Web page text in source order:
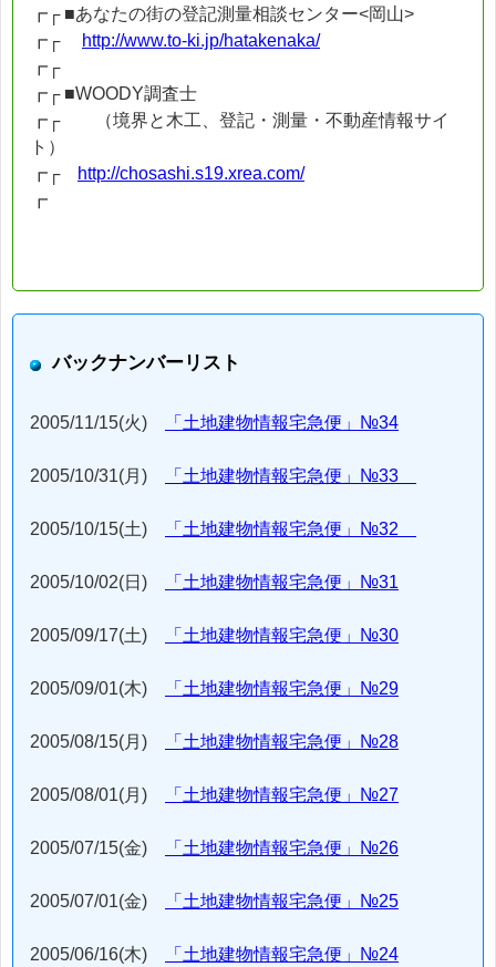
┏┌ ■あなたの街の登記測量相談センター<岡山>
┏┌
http://www.to-ki.jp/hatakenaka/
┏┌
┏┌ ■WOODY調査士
┏┌ （境界と木工、登記・測量・不動産情報サイ
ト）
┏┌
http://chosashi.s19.xrea.com/
┏
バックナンバーリスト
2005/11/15(火) 「土地建物情報宅急便」№34
2005/10/31(月) 「土地建物情報宅急便」№33
2005/10/15(土) 「土地建物情報宅急便」№32
2005/10/02(日) 「土地建物情報宅急便」№31
2005/09/17(土) 「土地建物情報宅急便」№30
2005/09/01(木) 「土地建物情報宅急便」№29
2005/08/15(月) 「土地建物情報宅急便」№28
2005/08/01(月) 「土地建物情報宅急便」№27
2005/07/15(金) 「土地建物情報宅急便」№26
2005/07/01(金) 「土地建物情報宅急便」№25
2005/06/16(木) 「土地建物情報宅急便」№24